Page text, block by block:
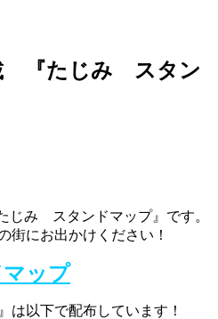
『たじみ スタン
じみ スタンドマップ』です。
街にお出かけください！
ップ
は以下で配布しています！